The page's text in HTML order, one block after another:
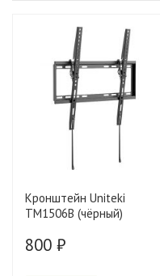
Кронштейн Uniteki
TM1506B (чёрный)
800 ₽